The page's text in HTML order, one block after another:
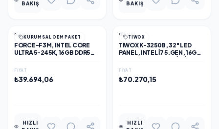
BAKIŞ
BAKIŞ
KURUMSAL OEM PAKET
GENEL
FORCE-F3M, INTEL CORE
ULTRA 5-245K, 16GB DDR5
PAYLAŞIMLI EKRAN KARTI,
FIYAT
₺39.694,06
HIZLI
TIWOX
GENEL
TIWOX K-3250B, 32" LED
PANEL, INTEL I7 5.GEN, 16GB
80MM BARKOD YAZICI, 2D
FIYAT
₺70.270,15
HIZLI